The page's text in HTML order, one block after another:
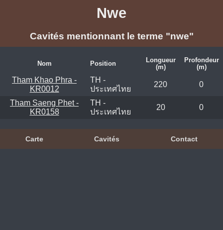
Nwe
Cavités mentionnant le terme "nwe"
Nom Position
Longueur
(m)
Profondeur
(m)
Tham Khao Phra -
KR0012
TH -
ประเทศไทย
220 0
Tham Saeng Phet -
KR0158
TH -
ประเทศไทย
20 0
Carte Cavités Contact